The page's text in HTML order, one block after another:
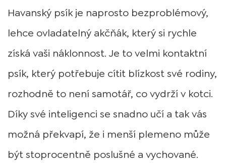
Havanský psík je naprosto bezproblémový,
lehce ovladatelný akčňák, který si rychle
získá vaši náklonnost. Je to velmi kontaktní
psík, který potřebuje cítit blízkost své rodiny,
rozhodně to není samotář, co vydrží v kotci.
Díky své inteligenci se snadno učí a tak vás
možná překvapí, že i menší plemeno může
být stoprocentně poslušné a vychované.